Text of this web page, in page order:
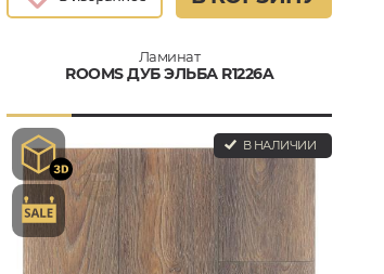
Ламинат
ROOMS ДУБ ЭЛЬБА R1226A
В НАЛИЧИИ